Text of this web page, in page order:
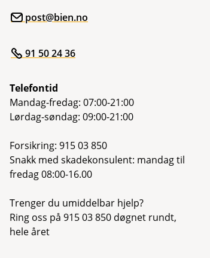
post@bien.no
91 50 24 36
Telefontid
Mandag-fredag: 07:00-21:00
Lørdag-søndag: 09:00-21:00
Forsikring: 915 03 850
Snakk med skadekonsulent: mandag til
fredag 08:00-16.00
Trenger du umiddelbar hjelp?
Ring oss på 915 03 850 døgnet rundt,
hele året